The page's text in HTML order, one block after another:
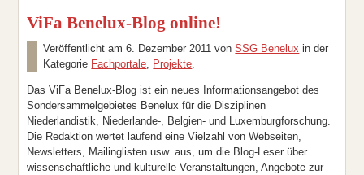
ViFa Benelux-Blog online!
Veröffentlicht am6. Dezember 2011 vonSSG Benelux in der
Kategorie Fachportale, Projekte.
Das ViFa Benelux-Blog ist ein neues Informationsangebot des
Sondersammelgebietes Benelux für die Disziplinen
Niederlandistik, Niederlande-, Belgien- und Luxemburgforschung.
Die Redaktion wertet laufend eine Vielzahl von Webseiten,
Newsletters, Mailinglisten usw. aus, um die Blog-Leser über
wissenschaftliche und kulturelle Veranstaltungen, Angebote zur